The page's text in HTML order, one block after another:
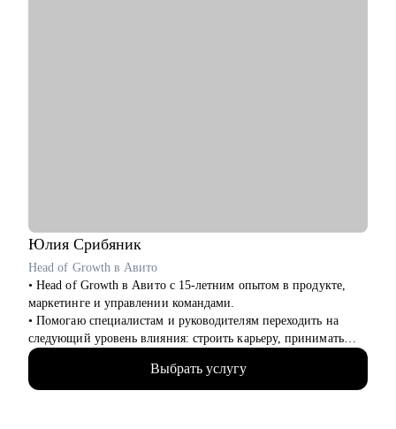
Юлия Срибяник
Head of Growth в Авито
• Head of Growth в Авито с 15-летним опытом в продукте,
маркетинге и управлении командами.
• Помогаю специалистам и руководителям переходить на
следующий уровень влияния: строить карьеру, принимать
сложные решения, развивать самостоятельные команды и
• За плечами — Авито, МегаФон, Сбер, Открытие, десятки
Выбрать услугу